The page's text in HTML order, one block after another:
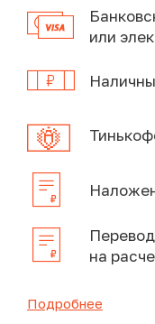
или
на
Подробнее